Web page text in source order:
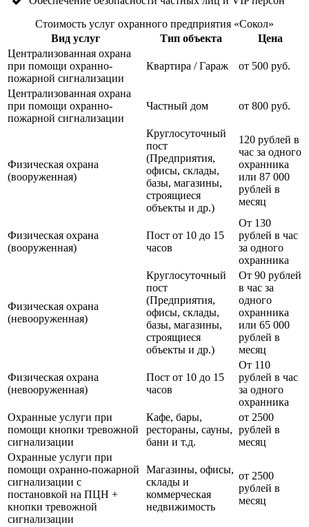
Стоимость услуг охранного предприятия «Сокол»
Вид услуг
Тип объекта
Цена
Централизованная охрана
при помощи охранно-
пожарной сигнализации
Квартира / Гараж от 500 руб.
Централизованная охрана
при помощи охранно-
пожарной сигнализации
Частный дом от 800 руб.
Физическая охрана
(вооруженная)
Круглосуточный
пост
(Предприятия,
офисы, склады,
базы, магазины,
строящиеся
объекты и др.)
120 рублей в
час за одного
охранника
или 87 000
рублей в
месяц
Физическая охрана
(вооруженная)
Пост от 10 до 15
часов
От 130
рублей в час
за одного
охранника
Физическая охрана
(невооруженная)
Круглосуточный
пост
(Предприятия,
офисы, склады,
базы, магазины,
строящиеся
объекты и др.)
От 90 рублей
в час за
одного
охранника
или 65 000
рублей в
месяц
Физическая охрана
(невооруженная)
Пост от 10 до 15
часов
От 110
рублей в час
за одного
охранника
Охранные услуги при
помощи кнопки тревожной
сигнализации
Кафе, бары,
рестораны, сауны,
бани и т.д.
от 2500
рублей в
месяц
Охранные услуги при
помощи охранно-пожарной
сигнализации с
постановкой на ПЦН +
кнопки тревожной
сигнализации
Магазины, офисы,
склады и
коммерческая
недвижимость
от 2500
рублей в
месяц